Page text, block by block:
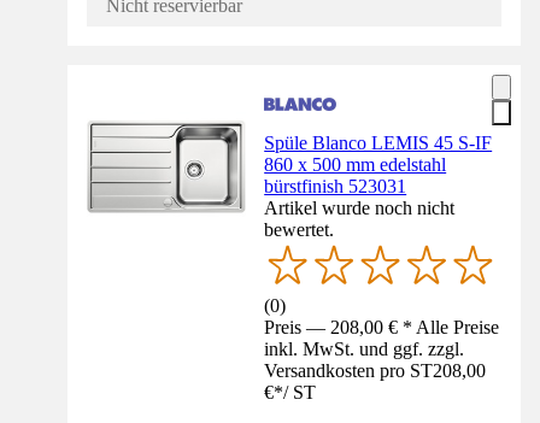
Nicht reservierbar
Spüle Blanco LEMIS 45 S-IF
860 x 500 mm edelstahl
bürstfinish 523031
Artikel wurde noch nicht
bewertet.
(0)
Preis — 208,00 € * Alle Preise
inkl. MwSt. und ggf. zzgl.
Versandkosten pro ST208,00
€*/ ST